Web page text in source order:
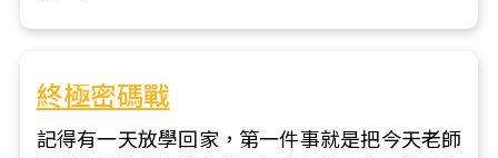
終極密碼戰
記得有一天放學回家，第一件事就是把今天老師